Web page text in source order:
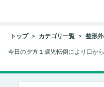
トップ カテゴリ一覧 整形
今日の夕方１歳児転倒により口か